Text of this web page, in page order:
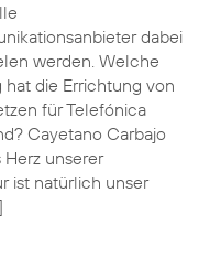
dabei
werden. Welche
hat die Errichtung von
für Telefónica
Cayetano Carbajo
Herz unserer
ist natürlich unser